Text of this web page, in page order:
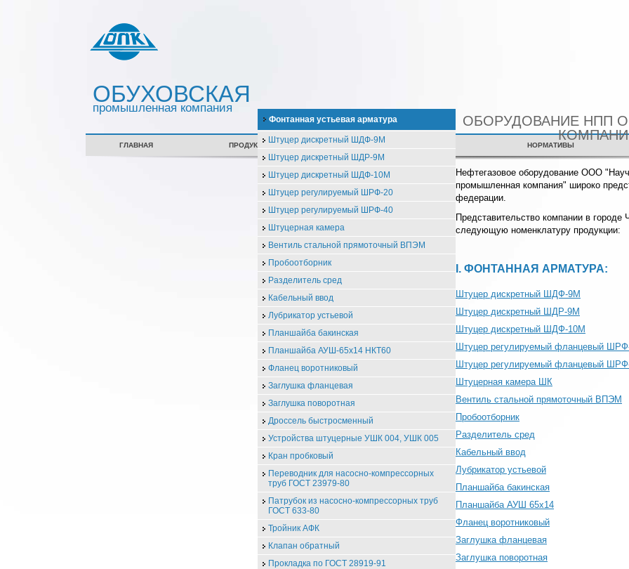
ОБУХОВСКАЯ
промышленная компания
ГЛАВНАЯ ПРОДУКЦИЯ СЕРТИФИКАТЫ НОРМАТИВЫ
Фонтанная устьевая арматура
Штуцер дискретный ШДФ-9М
Штуцер дискретный ШДР-9М
Штуцер дискретный ШДФ-10М
Штуцер регулируемый ШРФ-20
Штуцер регулируемый ШРФ-40
Штуцерная камера
Вентиль стальной прямоточный ВПЭМ
Пробоотборник
Разделитель сред
Кабельный ввод
Лубрикатор устьевой
Планшайба бакинская
Планшайба АУШ-65х14 НКТ60
Фланец воротниковый
Заглушка фланцевая
Заглушка поворотная
Дроссель быстросменный
Устройства штуцерные УШК 004, УШК 005
Кран пробковый
Переводник для насосно-компрессорных
труб ГОСТ 23979-80
Патрубок из насосно-компрессорных труб
ГОСТ 633-80
Тройник АФК
Клапан обратный
Прокладка по ГОСТ 28919-91
ОБОРУДОВАНИЕ НПП
Нефтегазовое оборудование ООО
промышленная компания" широко
федерации.
Представительство компании в городе
следующую номенклатуру продукции:
I. ФОНТАННАЯ АРМАТУРА:
Штуцер дискретный ШДФ-9М
Штуцер дискретный ШДР-9М
Штуцер дискретный ШДФ-10М
Штуцер регулируемый фланцевый
Штуцер регулируемый фланцевый
Штуцерная камера ШК
Вентиль стальной прямоточный ВПЭМ
Пробоотборник
Разделитель сред
Кабельный ввод
Лубрикатор устьевой
Планшайба бакинская
Планшайба АУШ 65х14
Фланец воротниковый
Заглушка фланцевая
Заглушка поворотная